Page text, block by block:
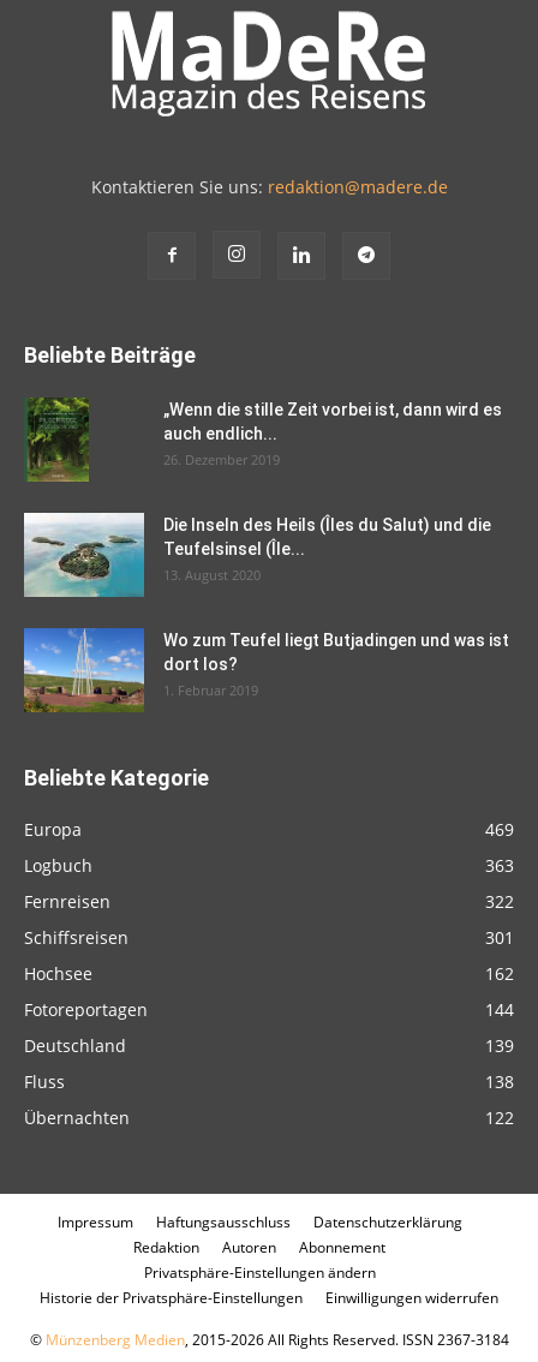
Kontaktieren Sie uns: redaktion@madere.de
Beliebte Beiträge
„Wenn die stille Zeit vorbei ist, dann wird es
auch endlich...
26. Dezember 2019
Die Inseln des Heils (Îles du Salut) und die
Teufelsinsel (Île...
13. August 2020
Wo zum Teufel liegt Butjadingen und was ist
dort los?
1. Februar 2019
Beliebte Kategorie
Europa
469
Logbuch
363
Fernreisen
322
Schiffsreisen
301
Hochsee
162
Fotoreportagen
144
Deutschland
139
Fluss
138
Übernachten
122
Impressum Haftungsausschluss
Datenschutzerklärung
Redaktion
Autoren
Abonnement
Privatsphäre-Einstellungen ändern
Historie der Privatsphäre-Einstellungen
Einwilligungen widerrufen
© Münzenberg Medien, 2015-2026 All Rights Reserved. ISSN 2367-3184